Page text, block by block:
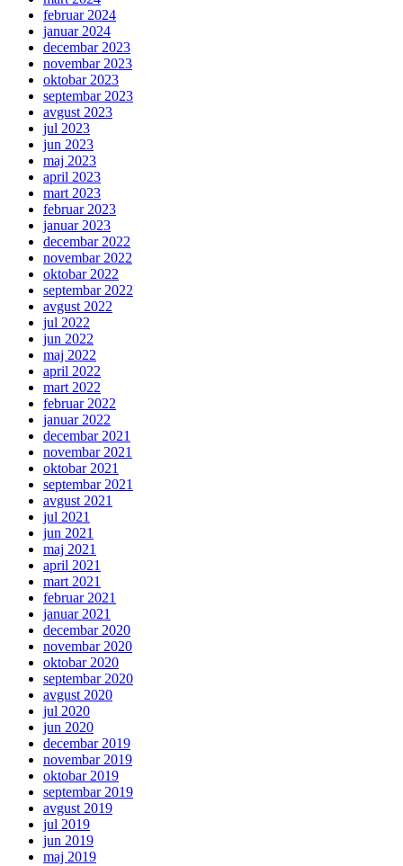
februar 2024
januar 2024
decembar 2023
novembar 2023
oktobar 2023
septembar 2023
avgust 2023
jul 2023
jun 2023
maj 2023
april 2023
mart 2023
februar 2023
januar 2023
decembar 2022
novembar 2022
oktobar 2022
septembar 2022
avgust 2022
jul 2022
jun 2022
maj 2022
april 2022
mart 2022
februar 2022
januar 2022
decembar 2021
novembar 2021
oktobar 2021
septembar 2021
avgust 2021
jul 2021
jun 2021
maj 2021
april 2021
mart 2021
februar 2021
januar 2021
decembar 2020
novembar 2020
oktobar 2020
septembar 2020
avgust 2020
jul 2020
jun 2020
decembar 2019
novembar 2019
oktobar 2019
septembar 2019
avgust 2019
jul 2019
jun 2019
maj 2019